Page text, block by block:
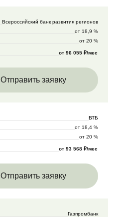
Всероссийский банк развития регионов
от 18,9 %
от 20 %
от 96 055 ₽/мес
Отправить заявку
ВТБ
от 18,4 %
от 20 %
от 93 568 ₽/мес
Отправить заявку
Газпромбанк